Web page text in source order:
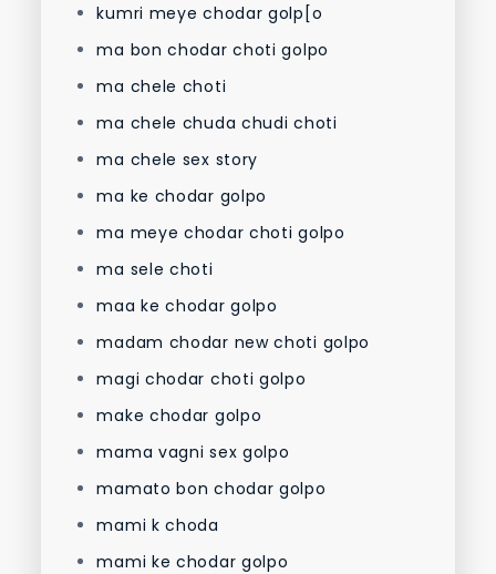
kumri meye chodar golp[o
ma bon chodar choti golpo
ma chele choti
ma chele chuda chudi choti
ma chele sex story
ma ke chodar golpo
ma meye chodar choti golpo
ma sele choti
maa ke chodar golpo
madam chodar new choti golpo
magi chodar choti golpo
make chodar golpo
mama vagni sex golpo
mamato bon chodar golpo
mami k choda
mami ke chodar golpo